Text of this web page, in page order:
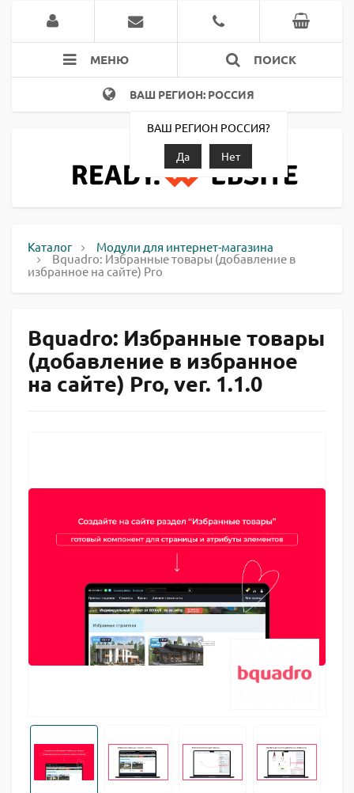
МЕНЮ ПОИСК
ВАШ РЕГИОН: РОССИЯ
ВАШ РЕГИОН РОССИЯ?
Да
Нет
Каталог Модули для интернет-магазина
Bquadro: Избранные товары (добавление в
избранное на сайте) Pro
Bquadro: Избранные товары
(добавление в избранное
на сайте) Pro, ver. 1.1.0